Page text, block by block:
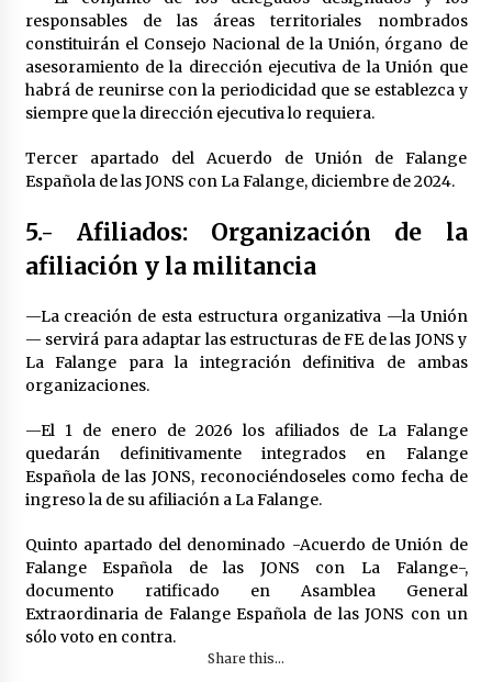
responsables de las áreas territoriales nombrados
constituirán el Consejo Nacional de la Unión, órgano de
asesoramiento de la dirección ejecutiva de la Unión que
habrá de reunirse con la periodicidad que se establezca y
siempre que la dirección ejecutiva lo requiera.
Tercer apartado del Acuerdo de Unión de Falange
Española de las JONS con La Falange, diciembre de 2024.
5.- Afiliados: Organización de la
afiliación y la militancia
—La creación de esta estructura organizativa —la Unión
— servirá para adaptar las estructuras de FE de las JONS y
La Falange para la integración definitiva de ambas
organizaciones.
—El 1 de enero de 2026 los afiliados de La Falange
quedarán definitivamente integrados en Falange
Española de las JONS, reconociéndoseles como fecha de
ingreso la de su afiliación a La Falange.
Quinto apartado del denominado -Acuerdo de Unión de
Falange Española de las JONS con La Falange-,
documento ratificado en Asamblea General
Extraordinaria de Falange Española de las JONS con un
sólo voto en contra.
Share this...